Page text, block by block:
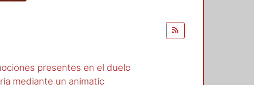
presentes en el duelo
mediante un animatic